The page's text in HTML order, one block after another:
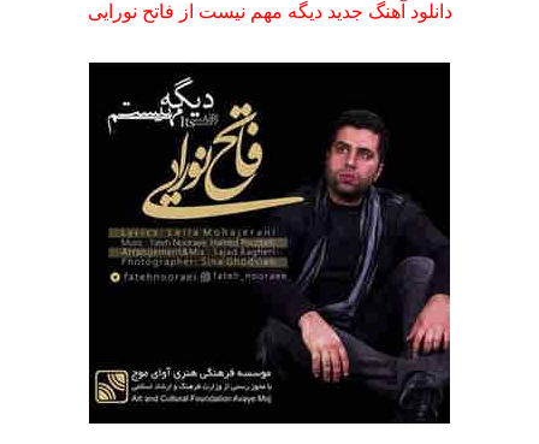
دانلود آهنگ جدید دیگه مهم نیست از فاتح نورایی